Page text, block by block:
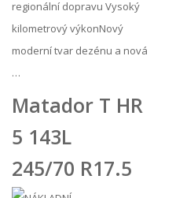
regionální dopravu Vysoký
kilometrový výkonNový
moderní tvar dezénu a nová
…
Matador T HR
5 143L
245/70 R17.5